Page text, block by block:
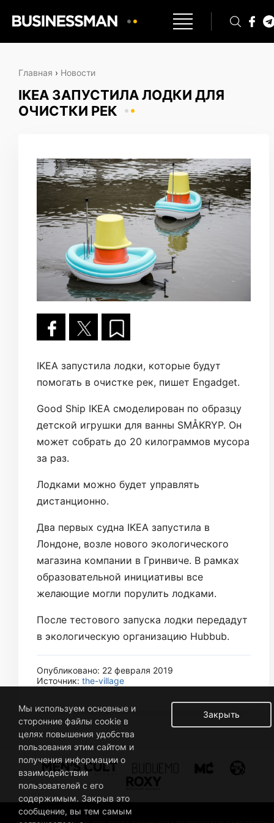
Главная › Новости
IKEA ЗАПУСТИЛА ЛОДКИ ДЛЯ
ОЧИСТКИ РЕК
IKEA запустила лодки, которые будут
помогать в очистке рек, пишет Engadget.
Good Ship IKEA смоделирован по образцу
детской игрушки для ванны SMÅKRYP. Он
может собрать до 20 килограммов мусора
за раз.
Лодками можно будет управлять
дистанционно.
Два первых судна IKEA запустила в
Лондоне, возле нового экологического
магазина компании в Гринвиче. В рамках
образовательной инициативы все
желающие могли порулить лодками.
После тестового запуска лодки передадут
в экологическую организацию Hubbub.
Опубликовано: 22 февраля 2019
Источник: the-village
Закрыть
Мы используем основные и
сторонние файлы cookie в
целях повышения удобства
пользования этим сайтом и
получения информации о
взаимодействии
пользователей с его
содержимым. Закрыв это
сообщение, вы тем самым